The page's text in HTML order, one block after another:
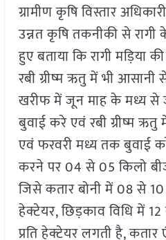
ग्रामीण कृषि विस्तार
उन्नत कृषि तकनीकी से
हुए बताया कि रागी मड़िया
रबी ग्रीष्म ऋतु में भी
खरीफ में जून माह के मध्य से
बुवाई करे एवं रबी ग्रीष्म
एवं फरवरी मध्य तक बुवाई
करने पर 04 से 05 किलो
जिसे कतार बोनी में 08 से 10
हेक्टेयर, छिड़काव विधि में 12
प्रति हेक्टेयर लगती है, कतार